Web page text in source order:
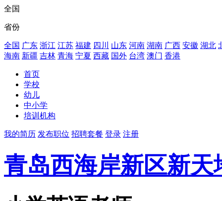
全国
省份
全国 广东 浙江 江苏 福建 四川 山东 河南 湖南 广西 安徽 湖北
海南 新疆 吉林 青海 宁夏 西藏 国外 台湾 澳门 香港
首页
学校
幼儿
中小学
培训机构
我的简历 发布职位 招聘套餐 登录 注册
青岛西海岸新区新